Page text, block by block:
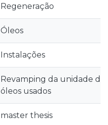
Regeneração
Óleos
Instalações
Revamping da unidade
óleos usados
master thesis